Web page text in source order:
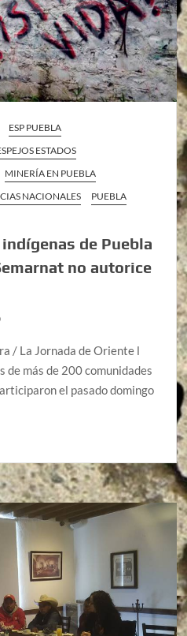
ESP PUEBLA
ESTADOS
MINERÍA EN PUEBLA
NACIONALES
PUEBLA
de Puebla
no autorice
/ La Jornada de Oriente l
de más de 200 comunidades
el pasado domingo